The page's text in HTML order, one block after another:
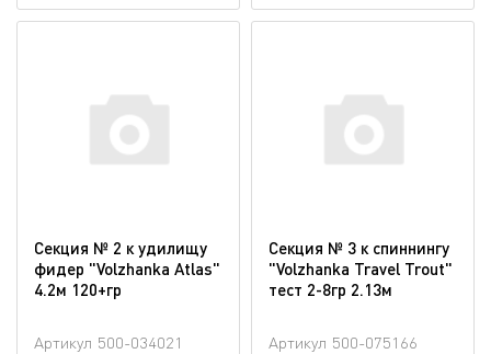
Секция № 2 к удилищу
фидер "Volzhanka Atlas"
4.2м 120+гр
Артикул 500-034021
Секция № 3 к спиннингу
"Volzhanka Travel Trout"
тест 2-8гр 2.13м
Артикул 500-075166